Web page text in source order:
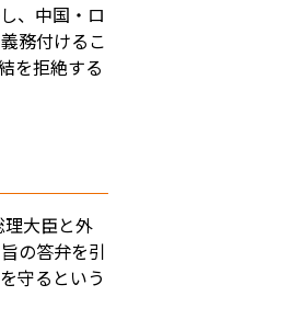
、中国・ロ
務付けるこ
を拒絶する
大臣と外
の答弁を引
守るという